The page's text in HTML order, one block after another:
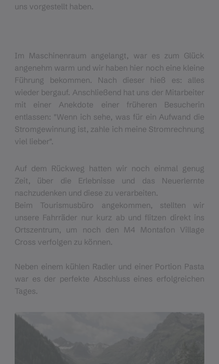
uns vorgestellt haben.
Im Maschinenraum angelangt, war es zum Glück
angenehm warm und wir haben hier noch eine kleine
Führung bekommen. Nach dieser hieß es: alles
wieder bergauf. Anschließend hat uns der Mitarbeiter
mit einer Anekdote einer früheren Besucherin
entlassen: "Wenn ich sehe, was für ein Aufwand die
Stromgewinnung ist, zahle ich meine Stromrechnung
viel lieber".
Auf dem Rückweg hatten wir noch einmal genug
Zeit, über die Erlebnisse und das Neuerlernte
nachzudenken und diese zu verarbeiten.
Beim Tourismusbüro angekommen, stellten wir
unsere Fahrräder nur kurz ab und flitzen direkt ins
Ortszentrum, um noch den M4 Montafon Village
Cross verfolgen zu können.
Neben einem kühlen Radler und einer Portion Pasta
war es der perfekte Abschluss eines erfolgreichen
Tages.